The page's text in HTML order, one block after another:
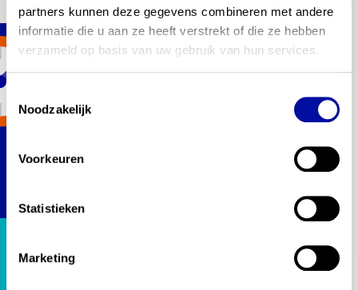
partners kunnen deze gegevens combineren met andere
informatie die u aan ze heeft verstrekt of die ze hebben
verzameld op basis van uw gebruik van hun services.
Noodzakelijk
Voorkeuren
Statistieken
Marketing
Ontwikkelen
conceptexamenprogramma's
fase 2 :
fase 3 :
SLO bereidt samen met het CvTE de fase